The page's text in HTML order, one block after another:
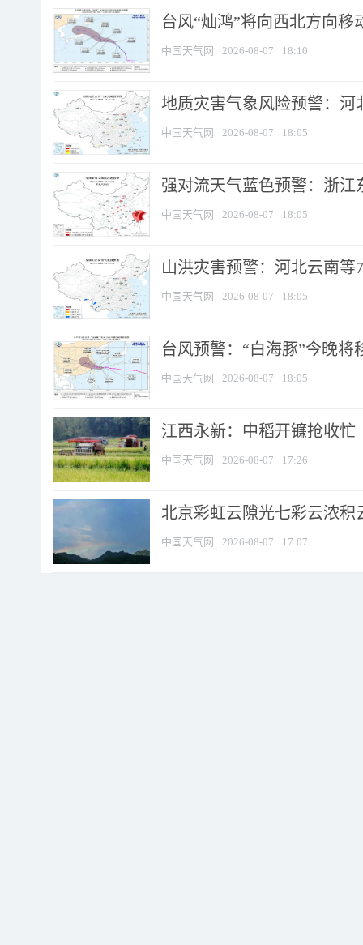
台风“灿鸿”将向西北方向移
中国天气网 2026-08-07 18:10
地质灾害气象风险预警：河
中国天气网 2026-08-07 18:05
强对流天气蓝色预警：浙江
中国天气网 2026-08-07 18:05
山洪灾害预警：河北云南
中国天气网 2026-08-07 18:05
台风预警：“白海豚”今晚将
中国天气网 2026-08-07 18:05
江西永新：中稻开镰抢收忙
中国天气网 2026-08-07 17:26
北京彩虹云隙光七彩云浓积
中国天气网 2026-08-07 17:07